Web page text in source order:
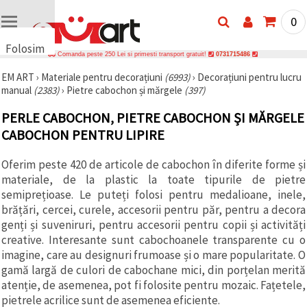
Folosim
uri
🍪 Folosim
și
tehnologii
similare
asigura
funcționarea
corectă a
site-ului,
pentru a vă
îmbunătăți
experiența
și, cu
acordul
dumneavoastră,
pentru a
analiza
traficul și a
0
Comanda peste 250 Lei si primesti transport gratuit! 0731715486
EM ART › Materiale pentru decorațiuni (6993)› Decorațiuni pentru lucru
manual (2383)› Pietre cabochon și mărgele (397)
PERLE CABOCHON, PIETRE CABOCHON ȘI MĂRGELE
CABOCHON PENTRU LIPIRE
Oferim peste 420 de articole de cabochon în diferite forme și
materiale, de la plastic la toate tipurile de pietre
semiprețioase. Le puteți folosi pentru medalioane, inele,
brățări, cercei, curele, accesorii pentru păr, pentru a decora
genți și suveniruri, pentru accesorii pentru copii și activități
creative. Interesante sunt cabochoanele transparente cu o
imagine, care au designuri frumoase și o mare popularitate. O
gamă largă de culori de cabochane mici, din porțelan merită
atenție, de asemenea, pot fi folosite pentru mozaic. Fațetele,
pietrele acrilice sunt de asemenea eficiente.